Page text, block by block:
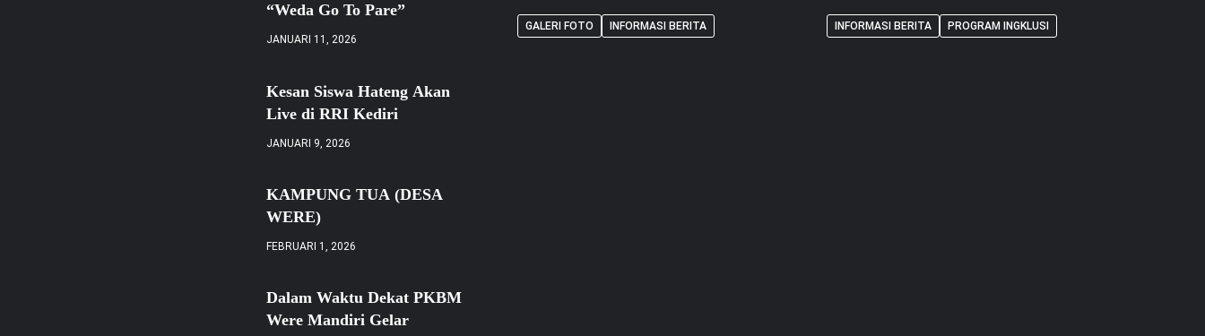
“Weda Go To Pare”
JANUARI 11, 2026
Kesan Siswa Hateng Akan
Live di RRI Kediri
JANUARI 9, 2026
KAMPUNG TUA (DESA
WERE)
FEBRUARI 1, 2026
Dalam Waktu Dekat PKBM
Were Mandiri Gelar
GALERI FOTO INFORMASI BERITA INFORMASI BERITA PROGRAM INGKLUSI